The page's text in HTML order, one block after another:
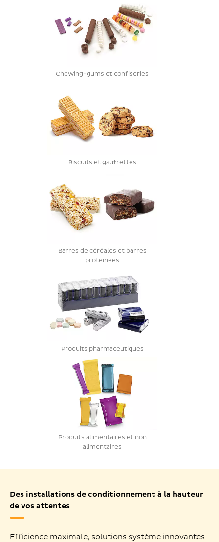
Chewing-gums et confiseries
Biscuits et gaufrettes
Barres de céréales et barres
protéinées
Produits pharmaceutiques
Produits alimentaires et non
alimentaires
Des installations de conditionnement à la hauteur
de vos attentes
Efficience maximale, solutions système innovantes